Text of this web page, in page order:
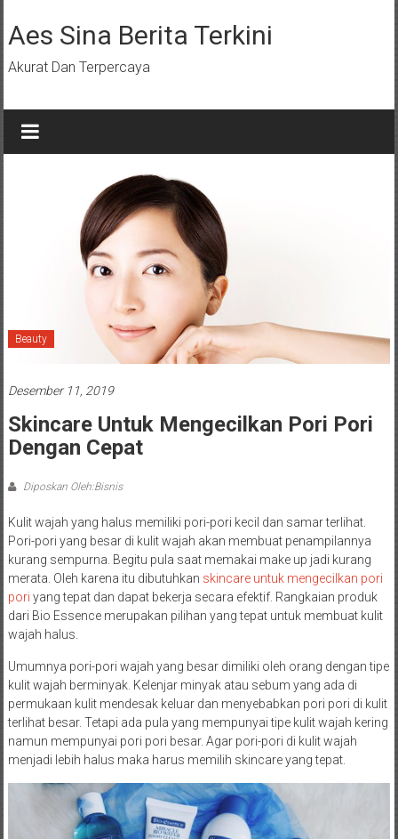
ke
konten
Aes Sina Berita Terkini
Akurat Dan Terpercaya
Beauty
Desember 11, 2019
Skincare Untuk Mengecilkan Pori Pori
Dengan Cepat
Diposkan Oleh:Bisnis
Kulit wajah yang halus memiliki pori-pori kecil dan samar terlihat.
Pori-pori yang besar di kulit wajah akan membuat penampilannya
kurang sempurna. Begitu pula saat memakai make up jadi kurang
merata. Oleh karena itu dibutuhkan skincare untuk mengecilkan pori
pori yang tepat dan dapat bekerja secara efektif. Rangkaian produk
dari Bio Essence merupakan pilihan yang tepat untuk membuat kulit
wajah halus.
Umumnya pori-pori wajah yang besar dimiliki oleh orang dengan tipe
kulit wajah berminyak. Kelenjar minyak atau sebum yang ada di
permukaan kulit mendesak keluar dan menyebabkan pori pori di kulit
terlihat besar. Tetapi ada pula yang mempunyai tipe kulit wajah kering
namun mempunyai pori pori besar. Agar pori-pori di kulit wajah
menjadi lebih halus maka harus memilih skincare yang tepat.